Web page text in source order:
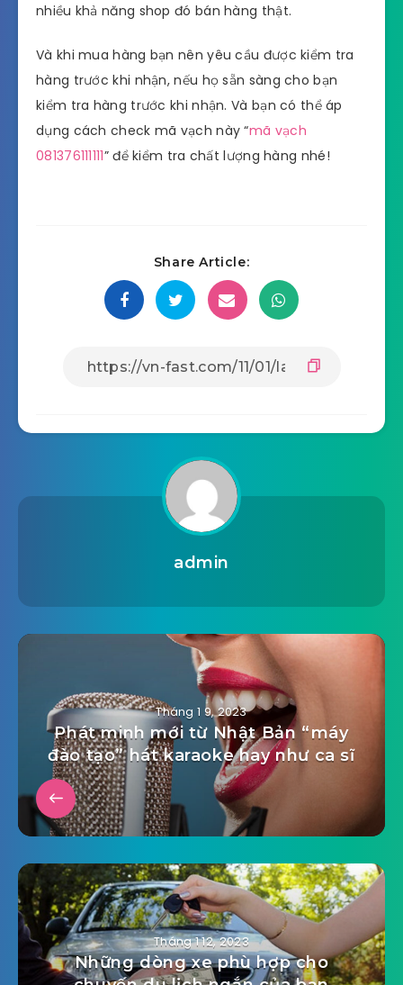
nhiều khả năng shop đó bán hàng thật.
Và khi mua hàng bạn nên yêu cầu được kiểm tra
hàng trước khi nhận, nếu họ sẵn sàng cho bạn
kiểm tra hàng trước khi nhận. Và bạn có thể áp
dụng cách check mã vạch này “mã vạch
081376111111” để kiểm tra chất lượng hàng nhé!
Share Article:
admin
Tháng 1 9, 2023
Phát minh mới từ Nhật Bản “máy
đào tạo” hát karaoke hay như ca sĩ
Tháng 1 12, 2023
Những dòng xe phù hợp cho